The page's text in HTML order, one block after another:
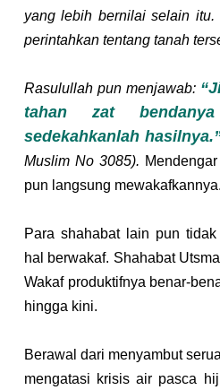
yang lebih bernilai selain
perintahkan tentang tanah
Rasulullah pun menjawab:
tahan zat
sedekahkanlah
Muslim No 3085).
pun langsung mewakafkannya.
Para shahabat lain pun
hal berwakaf. Shahabat
Wakaf produktifnya benar-
hingga kini.
Berawal dari menyambut
mengatasi krisis air pasca